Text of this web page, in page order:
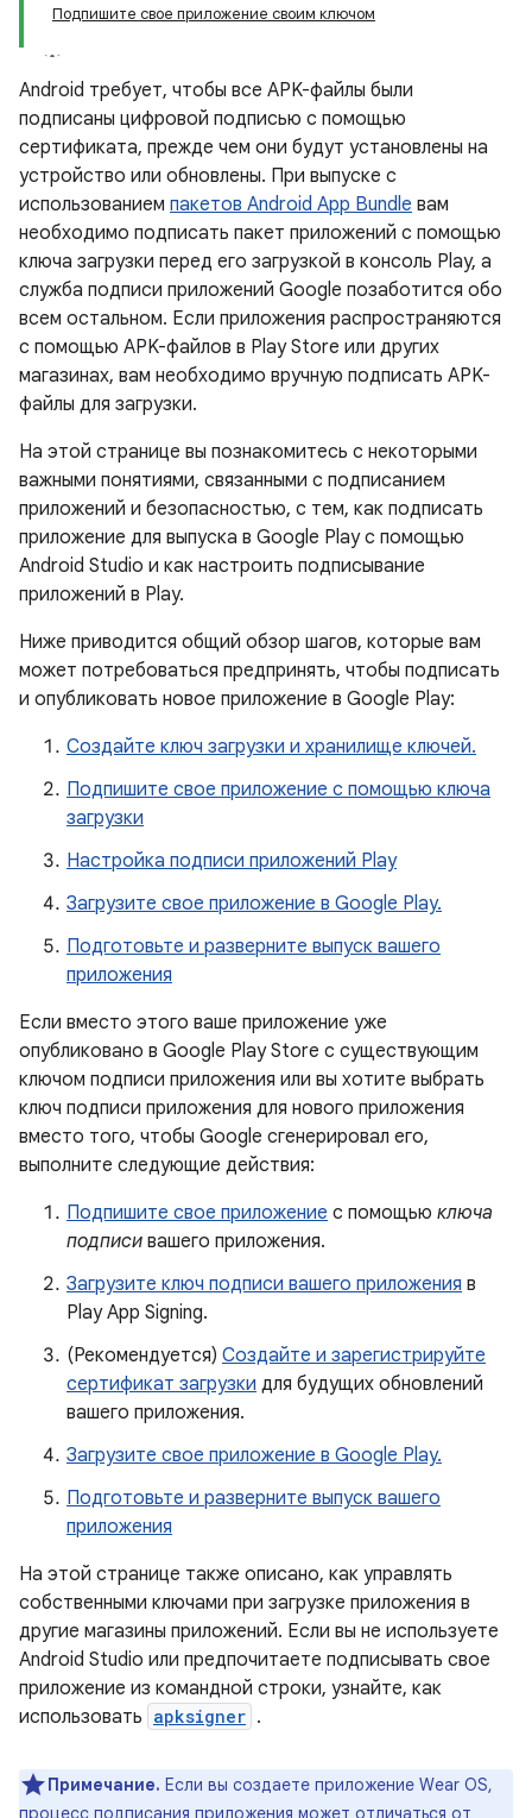
Подпишите свое приложение своим ключом
Android требует, чтобы все APK-файлы были
подписаны цифровой подписью с помощью
сертификата, прежде чем они будут установлены на
устройство или обновлены. При выпуске с
использованием пакетов Android App Bundle вам
необходимо подписать пакет приложений с помощью
ключа загрузки перед его загрузкой в ​​консоль Play, а
служба подписи приложений Google позаботится обо
всем остальном. Если приложения распространяются
с помощью APK-файлов в Play Store или других
магазинах, вам необходимо вручную подписать APK-
файлы для загрузки.
На этой странице вы познакомитесь с некоторыми
важными понятиями, связанными с подписанием
приложений и безопасностью, с тем, как подписать
приложение для выпуска в Google Play с помощью
Android Studio и как настроить подписывание
приложений в Play.
Ниже приводится общий обзор шагов, которые вам
может потребоваться предпринять, чтобы подписать
и опубликовать новое приложение в Google Play:
Создайте ключ загрузки и хранилище ключей.
Подпишите свое приложение с помощью ключа
загрузки
Настройка подписи приложений Play
Загрузите свое приложение в Google Play.
Подготовьте и разверните выпуск вашего
приложения
Если вместо этого ваше приложение уже
опубликовано в Google Play Store с существующим
ключом подписи приложения или вы хотите выбрать
ключ подписи приложения для нового приложения
вместо того, чтобы Google сгенерировал его,
выполните следующие действия:
Подпишите свое приложение с помощью ключа
подписи вашего приложения.
Загрузите ключ подписи вашего приложения в
Play App Signing.
(Рекомендуется) Создайте и зарегистрируйте
сертификат загрузки для будущих обновлений
вашего приложения.
Загрузите свое приложение в Google Play.
Подготовьте и разверните выпуск вашего
приложения
На этой странице также описано, как управлять
собственными ключами при загрузке приложения в
другие магазины приложений. Если вы не используете
Android Studio или предпочитаете подписывать свое
приложение из командной строки, узнайте, как
использовать apksigner .
Примечание. Если вы создаете приложение Wear OS,
процесс подписания приложения может отличаться от